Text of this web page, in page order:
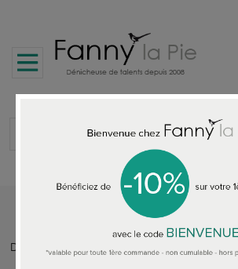
Accueil
DESIGNERS GUILD : TISSUS - PAPIERS PEINTS
PLAIDS - JETES DE LITS -